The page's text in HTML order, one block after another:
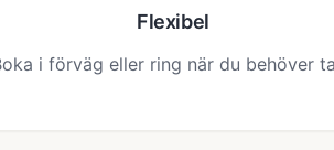
Flexibel
i förväg eller ring när du behöver